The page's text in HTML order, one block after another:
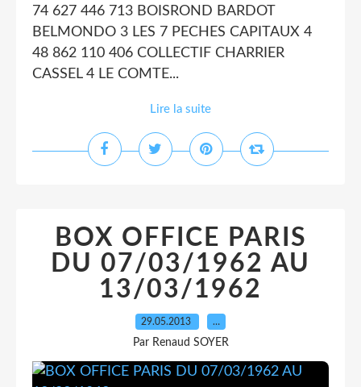
74 627 446 713 BOISROND BARDOT
BELMONDO 3 LES 7 PECHES CAPITAUX 4
48 862 110 406 COLLECTIF CHARRIER
CASSEL 4 LE COMTE...
Lire la suite
BOX OFFICE PARIS
DU 07/03/1962 AU
13/03/1962
29.05.2013 …
Par Renaud SOYER